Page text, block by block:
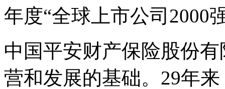
年度“全球上市公司2000
中国平安财产保险股份
营和发展的基础。29年